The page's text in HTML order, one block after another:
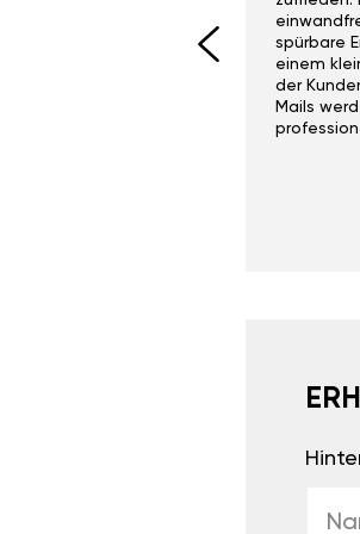
spürbare
einem
der
Mails